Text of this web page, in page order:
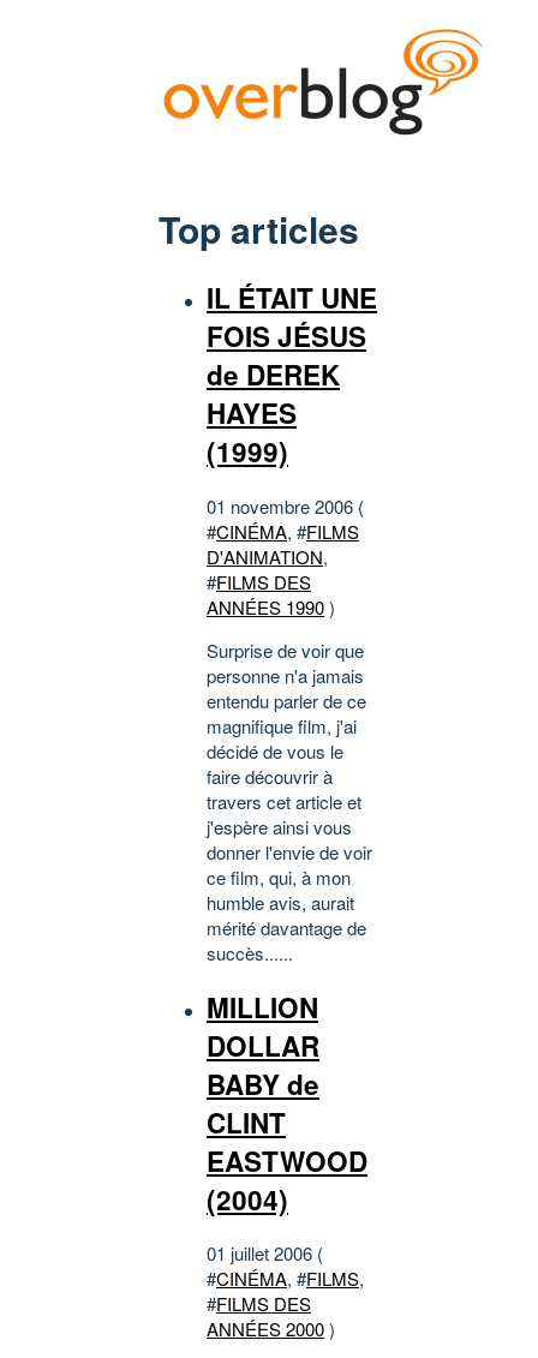
Top articles
IL ÉTAIT UNE
FOIS JÉSUS
de DEREK
HAYES
(1999)
01 novembre 2006 (
#CINÉMA, #FILMS
D'ANIMATION,
#FILMS DES
ANNÉES 1990)
Surprise de voir que
personne n'a jamais
entendu parler de ce
magnifique film, j'ai
décidé de vous le
faire découvrir à
travers cet article et
j'espère ainsi vous
donner l'envie de voir
ce film, qui, à mon
humble avis, aurait
mérité davantage de
succès......
MILLION
DOLLAR
BABY de
CLINT
EASTWOOD
(2004)
01 juillet 2006 (
#CINÉMA, #FILMS,
#FILMS DES
ANNÉES 2000)